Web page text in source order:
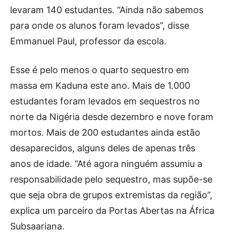
levaram 140 estudantes. “Ainda não sabemos
para onde os alunos foram levados”, disse
Emmanuel Paul, professor da escola.
Esse é pelo menos o quarto sequestro em
massa em Kaduna este ano. Mais de 1.000
estudantes foram levados em sequestros no
norte da Nigéria desde dezembro e nove foram
mortos. Mais de 200 estudantes ainda estão
desaparecidos, alguns deles de apenas três
anos de idade. “Até agora ninguém assumiu a
responsabilidade pelo sequestro, mas supõe-se
que seja obra de grupos extremistas da região”,
explica um parceiro da Portas Abertas na África
Subsaariana.